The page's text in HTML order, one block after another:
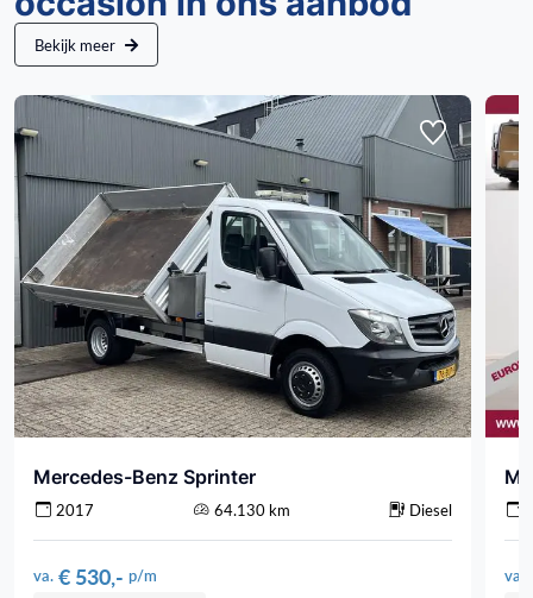
Bekijk meer
Mercedes-Benz Sprinter
2017 64.130 km Diesel
va. € 530,- p/m
va.